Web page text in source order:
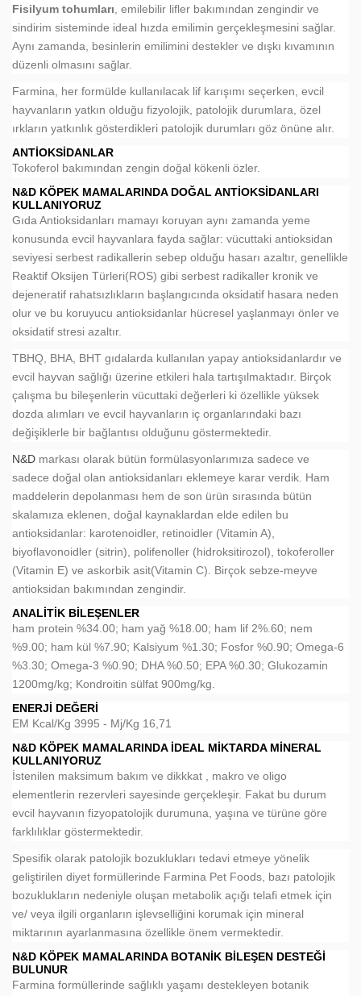
Fisilyum tohumları , emilebilir lifler bakımından zengindir ve
sindirim sisteminde ideal hızda emilimin gerçekleşmesini sağlar.
Aynı zamanda, besinlerin emilimini destekler ve dışkı kıvamının
düzenli olmasını sağlar.
Farmina, her formülde kullanılacak lif karışımı seçerken, evcil
hayvanların yatkın olduğu fizyolojik, patolojik durumlara, özel
ırkların yatkınlık gösterdikleri patolojik durumları göz önüne alır.
ANTIOKSIDANLAR
Tokoferol bakımından zengin doğal kökenli özler.
N&D KÖPEK MAMALARINDA DOĞAL ANTIOKSIDANLARI
KULLANIYORUZ
Gıda Antioksidanları mamayı koruyan aynı zamanda yeme
konusunda evcil hayvanlara fayda sağlar: vücuttaki antioksidan
seviyesi serbest radikallerin sebep olduğu hasarı azaltır, genellikle
Reaktif Oksijen Türleri(ROS) gibi serbest radikaller kronik ve
dejeneratif rahatsızlıkların başlangıcında oksidatif hasara neden
olur ve bu koruyucu antioksidanlar hücresel yaşlanmayı önler ve
oksidatif stresi azaltır.
TBHQ, BHA, BHT gıdalarda kullanılan yapay antioksidanlardır ve
evcil hayvan sağlığı üzerine etkileri hala tartışılmaktadır. Birçok
çalışma bu bileşenlerin vücuttaki değerleri ki özellikle yüksek
dozda alımları ve evcil hayvanların iç organlarındaki bazı
değişiklerle bir bağlantısı olduğunu göstermektedir.
N&D markası olarak bütün formülasyonlarımıza sadece ve
sadece doğal olan antioksidanları eklemeye karar verdik. Ham
maddelerin depolanması hem de son ürün sırasında bütün
skalamıza eklenen, doğal kaynaklardan elde edilen bu
antioksidanlar: karotenoidler, retinoidler (Vitamin A),
biyoflavonoidler (sitrin), polifenoller (hidroksitirozol), tokoferoller
(Vitamin E) ve askorbik asit(Vitamin C). Birçok sebze-meyve
antioksidan bakımından zengindir.
ANALITIK BILEŞENLER
ham protein %34.00; ham yağ %18.00; ham lif 2%.60; nem
%9.00; ham kül %7.90; Kalsiyum %1.30; Fosfor %0.90; Omega-6
%3.30; Omega-3 %0.90; DHA %0.50; EPA %0.30; Glukozamin
1200mg/kg; Kondroitin sülfat 900mg/kg.
ENERJI DEĞERI
EM Kcal/Kg 3995 - Mj/Kg 16,71
N&D KÖPEK MAMALARINDA İDEAL MIKTARDA MINERAL
KULLANIYORUZ
İstenilen maksimum bakım ve dikkkat , makro ve oligo
elementlerin rezervleri sayesinde gerçekleşir. Fakat bu durum
evcil hayvanın fizyopatolojik durumuna, yaşına ve türüne göre
farklılıklar göstermektedir.
Spesifik olarak patolojik bozuklukları tedavi etmeye yönelik
geliştirilen diyet formüllerinde Farmina Pet Foods, bazı patolojik
bozuklukların nedeniyle oluşan metabolik açığı telafi etmek için
ve/ veya ilgili organların işlevselliğini korumak için mineral
miktarının ayarlanmasına özellikle önem vermektedir.
N&D KÖPEK MAMALARINDA BOTANIK BILEŞEN DESTEĞI
BULUNUR
Farmina formüllerinde sağlıklı yaşamı destekleyen botanik